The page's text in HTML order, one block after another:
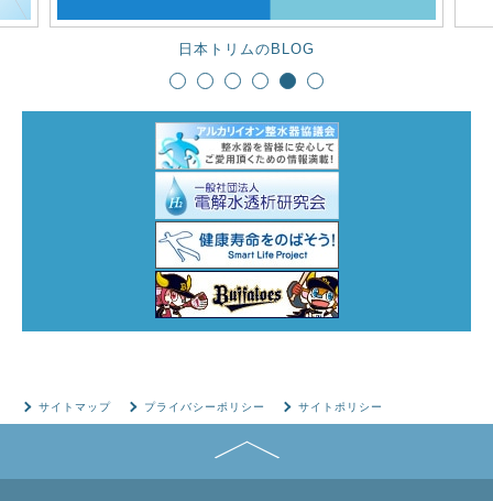
日本トリムのBLOG
サイトマップ プライバシーポリシー サイトポリシー